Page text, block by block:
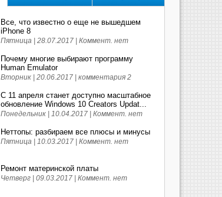
Все, что известно о еще не вышедшем
iPhone 8
Пятница | 28.07.2017 | Коммент. нет
Почему многие выбирают программу
Human Emulator
Вторник | 20.06.2017 | комментария 2
С 11 апреля станет доступно масштабное
обновление Windows 10 Creators Updat...
Понедельник | 10.04.2017 | Коммент. нет
Неттопы: разбираем все плюсы и минусы
Пятница | 10.03.2017 | Коммент. нет
Ремонт материнской платы
Четверг | 09.03.2017 | Коммент. нет